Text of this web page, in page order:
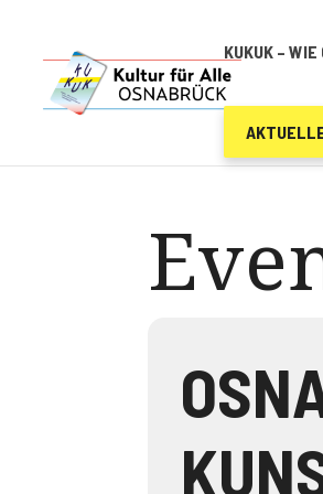
KUKUK – WIE